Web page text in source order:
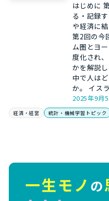
はじめに
る・記録
や経済に
第2回の今
ム圏とヨ
度化され
かを解説
中で人は
か。 イス
2025年9月
経済・経営 統計・機械学習トピック